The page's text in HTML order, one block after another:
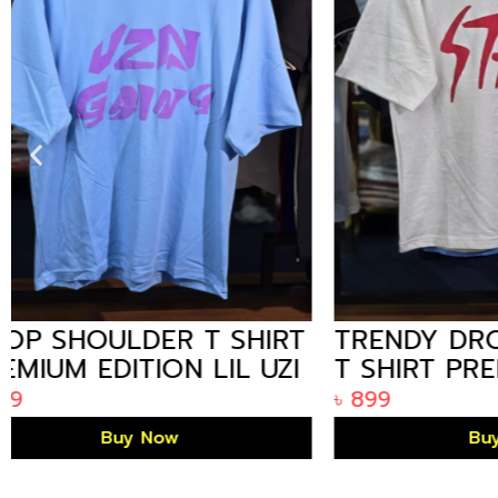
TRENDY DROP SHOULDER
T SHIRT PREMIUM
WHITE Buy Now
DROP